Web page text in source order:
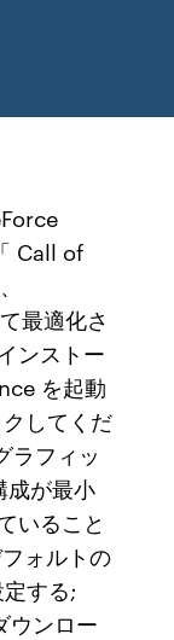
Call of
最適化さ
ンストー
を起動
してくだ
ラフィッ
成が最小
いること
ォルトの
する;
ンロー